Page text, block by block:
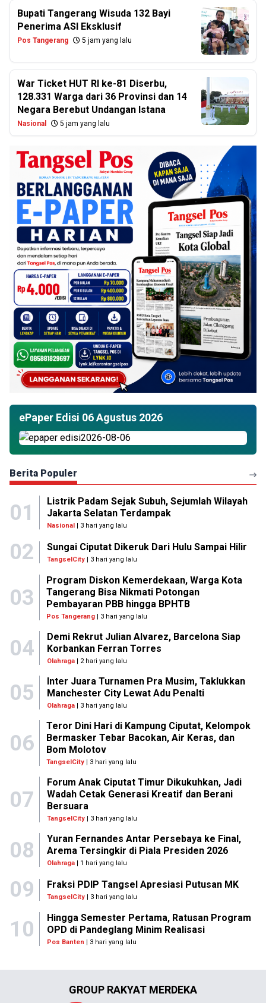
Bupati Tangerang Wisuda 132 Bayi
Penerima ASI Eksklusif
Pos Tangerang 5 jam yang lalu
War Ticket HUT RI ke-81 Diserbu,
128.331 Warga dari 36 Provinsi dan 14
Negara Berebut Undangan Istana
Nasional 5 jam yang lalu
ePaper Edisi 06 Agustus 2026
Berita Populer
01
Listrik Padam Sejak Subuh, Sejumlah Wilayah
Jakarta Selatan Terdampak
Nasional| 3 hari yang lalu
02 Sungai Ciputat Dikeruk Dari Hulu Sampai Hilir
TangselCity | 3 hari yang lalu
03
Program Diskon Kemerdekaan, Warga Kota
Tangerang Bisa Nikmati Potongan
Pembayaran PBB hingga BPHTB
Pos Tangerang | 3 hari yang lalu
04
Demi Rekrut Julian Alvarez, Barcelona Siap
Korbankan Ferran Torres
Olahraga| 2 hari yang lalu
05
Inter Juara Turnamen Pra Musim, Taklukkan
Manchester City Lewat Adu Penalti
Olahraga| 3 hari yang lalu
06
Teror Dini Hari di Kampung Ciputat, Kelompok
Bermasker Tebar Bacokan, Air Keras, dan
Bom Molotov
TangselCity | 3 hari yang lalu
07
Forum Anak Ciputat Timur Dikukuhkan, Jadi
Wadah Cetak Generasi Kreatif dan Berani
Bersuara
TangselCity| 3 hari yang lalu
08
Yuran Fernandes Antar Persebaya ke Final,
Arema Tersingkir di Piala Presiden 2026
Olahraga| 1 hari yang lalu
09 Fraksi PDIP Tangsel Apresiasi Putusan MK
TangselCity | 3 hari yang lalu
10
Hingga Semester Pertama, Ratusan Program
OPD di Pandeglang Minim Realisasi
Pos Banten | 3 hari yang lalu
GROUP RAKYAT MERDEKA